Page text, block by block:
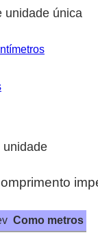
unidade única
unidade
Como metros